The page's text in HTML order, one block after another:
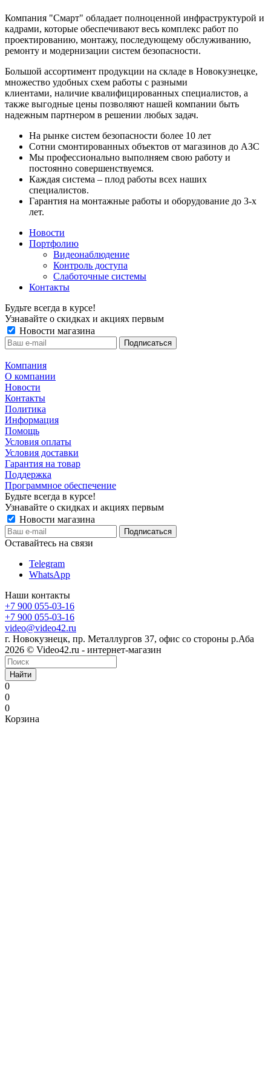
Компания "Смарт" обладает полноценной инфраструктурой и
кадрами, которые обеспечивают весь комплекс работ по
проектированию, монтажу, последующему обслуживанию,
ремонту и модернизации систем безопасности.
Большой ассортимент продукции на складе в Новокузнецке,
множество удобных схем работы с разными
клиентами, наличие квалифицированных специалистов, а
также выгодные цены позволяют нашей компании быть
надежным партнером в решении любых задач.
На рынке систем безопасности более 10 лет
Сотни смонтированных объектов от магазинов до АЗС
Мы профессионально выполняем свою работу и
постоянно совершенствуемся.
Каждая система – плод работы всех наших
специалистов.
Гарантия на монтажные работы и оборудование до 3-х
лет.
Новости
Портфолию
Видеонаблюдение
Контроль доступа
Слаботочные системы
Контакты
Будьте всегда в курсе!
Узнавайте о скидках и акциях первым
Новости магазина
Компания
О компании
Новости
Контакты
Политика
Информация
Помощь
Условия оплаты
Условия доставки
Гарантия на товар
Поддержка
Программное обеспечение
Будьте всегда в курсе!
Узнавайте о скидках и акциях первым
Новости магазина
Оставайтесь на связи
Telegram
WhatsApp
Наши контакты
+7 900 055-03-16
+7 900 055-03-16
video@video42.ru
г. Новокузнецк, пр. Металлургов 37, офис со стороны р.Аба
2026 © Video42.ru - интернет-магазин
Найти
0
0
0
Корзина